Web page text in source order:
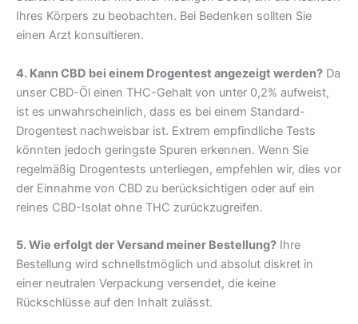
Ihres Körpers zu beobachten. Bei Bedenken sollten Sie
einen Arzt konsultieren.
4. Kann CBD bei einem Drogentest angezeigt werden? Da
unser CBD-Öl einen THC-Gehalt von unter 0,2% aufweist,
ist es unwahrscheinlich, dass es bei einem Standard-
Drogentest nachweisbar ist. Extrem empfindliche Tests
könnten jedoch geringste Spuren erkennen. Wenn Sie
regelmäßig Drogentests unterliegen, empfehlen wir, dies vor
der Einnahme von CBD zu berücksichtigen oder auf ein
reines CBD-Isolat ohne THC zurückzugreifen.
5. Wie erfolgt der Versand meiner Bestellung? Ihre
Bestellung wird schnellstmöglich und absolut diskret in
einer neutralen Verpackung versendet, die keine
Rückschlüsse auf den Inhalt zulässt.